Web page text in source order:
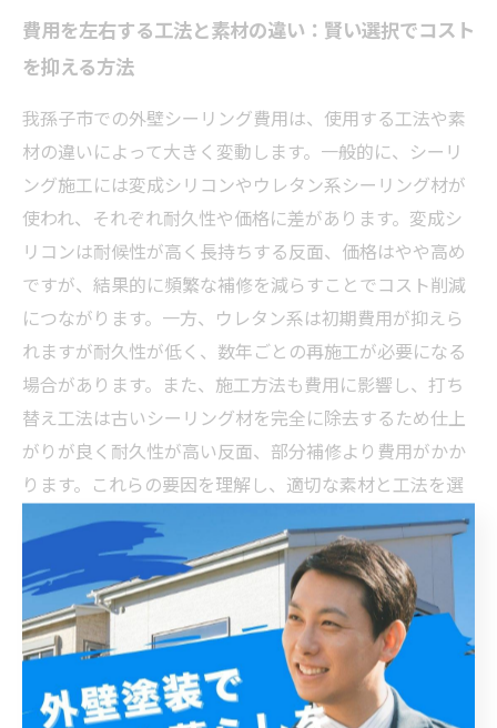
費用を左右する工法と素材の違い：賢い選択でコスト
を抑える方法
我孫子市での外壁シーリング費用は、使用する工法や素
材の違いによって大きく変動します。一般的に、シーリ
ング施工には変成シリコンやウレタン系シーリング材が
使われ、それぞれ耐久性や価格に差があります。変成シ
リコンは耐候性が高く長持ちする反面、価格はやや高め
ですが、結果的に頻繁な補修を減らすことでコスト削減
につながります。一方、ウレタン系は初期費用が抑えら
れますが耐久性が低く、数年ごとの再施工が必要になる
場合があります。また、施工方法も費用に影響し、打ち
替え工法は古いシーリング材を完全に除去するため仕上
がりが良く耐久性が高い反面、部分補修より費用がかか
ります。これらの要因を理解し、適切な素材と工法を選
ぶことで、我孫子市での外壁シーリング費用を賢く抑え
つつ、建物の保護性能を最大限に維持できます。
施工品質のポイントと我孫子市で信頼できる業者の見
つけ方